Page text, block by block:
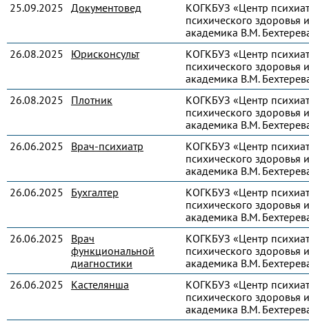
25.09.2025 Документовед
КОГКБУЗ «Центр
психического здоровья
академика В.М.
26.08.2025
Юрисконсульт
КОГКБУЗ «Центр
психического здоровья
академика В.М.
26.08.2025
Плотник
КОГКБУЗ «Центр
психического здоровья
академика В.М.
26.06.2025
Врач-психиатр
КОГКБУЗ «Центр
психического здоровья
академика В.М.
26.06.2025
Бухгалтер
КОГКБУЗ «Центр
психического здоровья
академика В.М.
26.06.2025
Врач
функциональной
диагностики
КОГКБУЗ «Центр
психического здоровья
академика В.М.
26.06.2025
Кастелянша
КОГКБУЗ «Центр
психического здоровья
академика В.М.